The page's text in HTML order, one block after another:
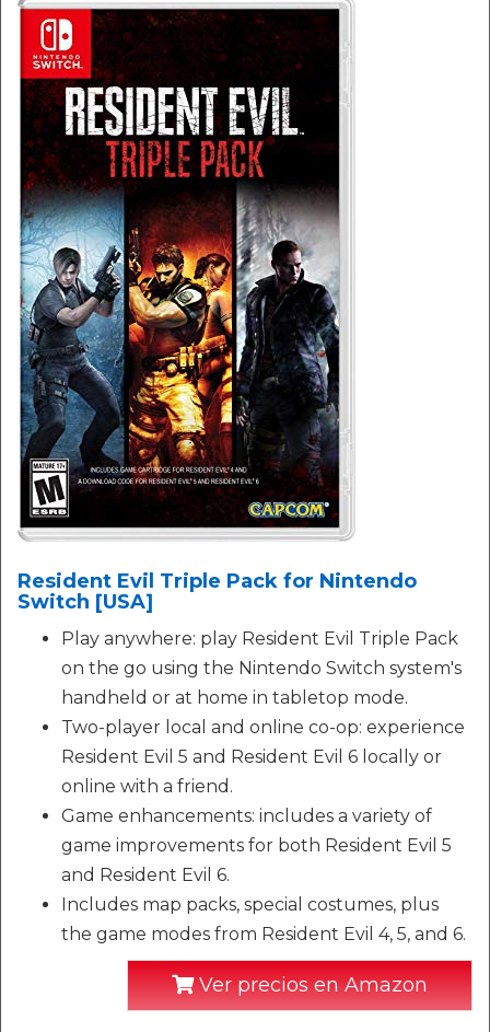
Resident Evil Triple Pack for Nintendo
Switch [USA]
Play anywhere: play Resident Evil Triple Pack
on the go using the Nintendo Switch system's
handheld or at home in tabletop mode.
Two-player local and online co-op: experience
Resident Evil 5 and Resident Evil 6 locally or
online with a friend.
Game enhancements: includes a variety of
game improvements for both Resident Evil 5
and Resident Evil 6.
Includes map packs, special costumes, plus
the game modes from Resident Evil 4, 5, and 6.
Ver precios en Amazon